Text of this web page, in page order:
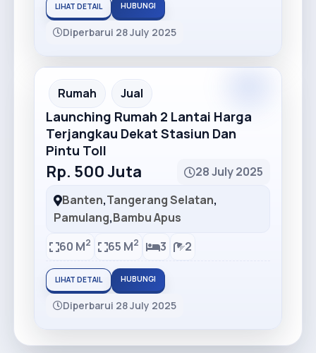
LIHAT DETAIL HUBUNGI
Diperbarui 28 July 2025
Rumah Jual
Launching Rumah 2 Lantai Harga
Terjangkau Dekat Stasiun Dan
Pintu Toll
Rp. 500 Juta
28 July 2025
Banten,Tangerang Selatan,
Pamulang,Bambu Apus
60 M2 65 M2 3 2
LIHAT DETAIL HUBUNGI
Diperbarui 28 July 2025